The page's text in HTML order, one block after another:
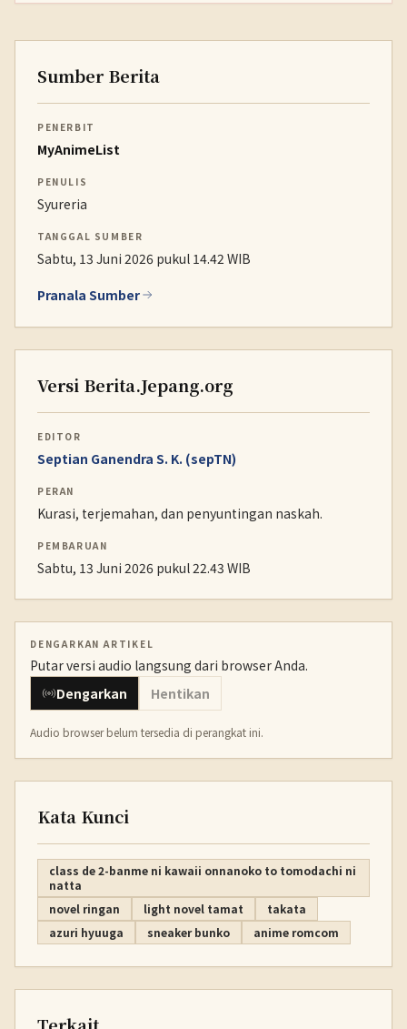
Sumber Berita
PENERBIT
MyAnimeList
PENULIS
Syureria
TANGGAL SUMBER
Sabtu, 13 Juni 2026 pukul 14.42 WIB
Pranala Sumber
Versi Berita.Jepang.org
EDITOR
Septian Ganendra S. K. (sepTN)
PERAN
Kurasi, terjemahan, dan penyuntingan naskah.
PEMBARUAN
Sabtu, 13 Juni 2026 pukul 22.43 WIB
DENGARKAN ARTIKEL
Putar versi audio langsung dari browser Anda.
Dengarkan
Hentikan
Audio browser belum tersedia di perangkat ini.
Kata Kunci
class de 2-banme ni kawaii onnanoko to tomodachi ni
natta
novel ringan
light novel tamat
takata
azuri hyuuga
sneaker bunko anime romcom